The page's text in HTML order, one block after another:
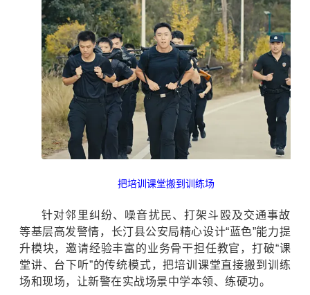
把培训课堂搬到训练场
针对邻里纠纷、噪音扰民、打架斗殴及交通事故
等基层高发警情，长汀县公安局精心设计“蓝色”能力提
升模块，邀请经验丰富的业务骨干担任教官，打破“课
堂讲、台下听”的传统模式，把培训课堂直接搬到训练
场和现场，让新警在实战场景中学本领、练硬功。